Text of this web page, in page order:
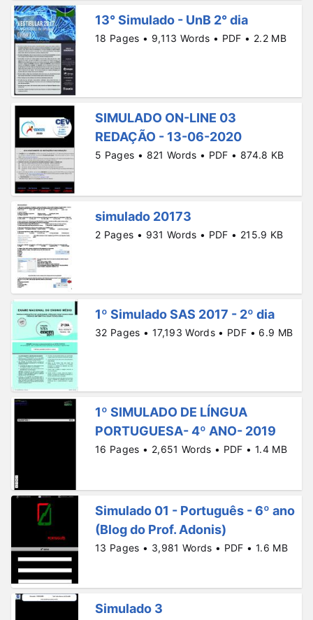
13° Simulado - UnB 2° dia
18 Pages • 9,113 Words • PDF • 2.2 MB
SIMULADO ON-LINE 03
REDAÇÃO - 13-06-2020
5 Pages • 821 Words • PDF • 874.8 KB
simulado 20173
2 Pages • 931 Words • PDF • 215.9 KB
1º Simulado SAS 2017 - 2º dia
32 Pages • 17,193 Words • PDF • 6.9 MB
1º SIMULADO DE LÍNGUA
PORTUGUESA- 4º ANO- 2019
16 Pages • 2,651 Words • PDF • 1.4 MB
Simulado 01 - Português - 6º ano
(Blog do Prof. Adonis)
13 Pages • 3,981 Words • PDF • 1.6 MB
Simulado 3